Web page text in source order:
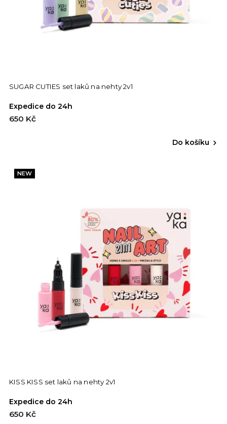
SUGAR CUTIES set laků na nehty 2v1
Expedice do 24h
650 Kč
Do košíku
NEW
KISS KISS set laků na nehty 2v1
Expedice do 24h
650 Kč